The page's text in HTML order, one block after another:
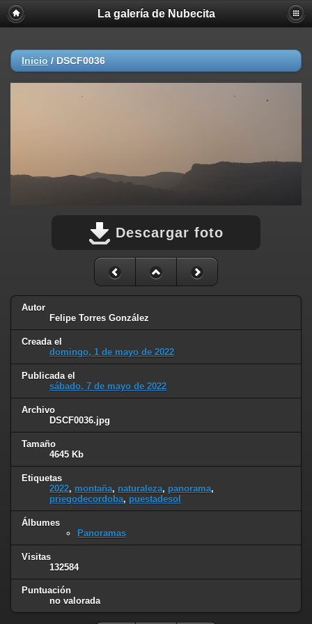
La galería de Nubecita
Inicio / DSCF0036
Descargar foto
Autor
Felipe Torres González
Creada el
domingo, 1 de mayo de 2022
Publicada el
sábado, 7 de mayo de 2022
Archivo
DSCF0036.jpg
Tamaño
4645 Kb
Etiquetas
2022, montaña, naturaleza, panorama,
priegodecordoba, puestadesol
Álbumes
Panoramas
Visitas
132584
Puntuación
no valorada